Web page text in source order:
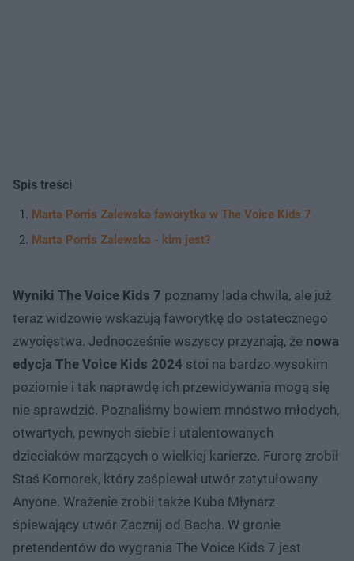
Spis treści
Marta Porris Zalewska faworytka w The Voice Kids 7
Marta Porris Zalewska - kim jest?
Wyniki The Voice Kids 7 poznamy lada chwila, ale już
teraz widzowie wskazują faworytkę do ostatecznego
zwycięstwa. Jednocześnie wszyscy przyznają, że nowa
edycja The Voice Kids 2024 stoi na bardzo wysokim
poziomie i tak naprawdę ich przewidywania mogą się
nie sprawdzić. Poznaliśmy bowiem mnóstwo młodych,
otwartych, pewnych siebie i utalentowanych
dzieciaków marzących o wielkiej karierze. Furorę zrobił
Staś Komorek, który zaśpiewał utwór zatytułowany
Anyone. Wrażenie zrobił także Kuba Młynarz
śpiewający utwór Zacznij od Bacha. W gronie
pretendentów do wygrania The Voice Kids 7 jest